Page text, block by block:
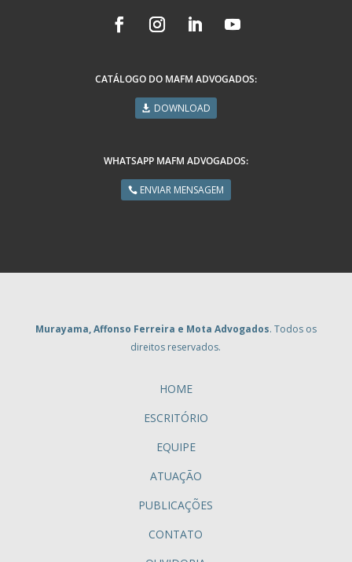
CATÁLOGO DO MAFM ADVOGADOS:
DOWNLOAD
WHATSAPP MAFM ADVOGADOS:
ENVIAR MENSAGEM
Murayama, Affonso Ferreira e Mota Advogados. Todos os
direitos reservados.
HOME
ESCRITÓRIO
EQUIPE
ATUAÇÃO
PUBLICAÇÕES
CONTATO